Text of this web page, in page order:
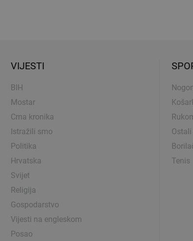
VIJESTI
BIH
Mostar
Crna kronika
Istražili smo
Politika
Hrvatska
Svijet
Religija
Gospodarstvo
Vijesti na engleskom
Posao
Tenis